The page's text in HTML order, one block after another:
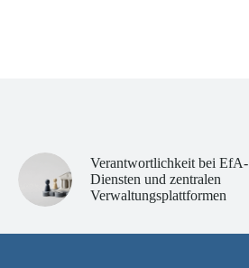
Verantwortlichkeit bei EfA-
Diensten und zentralen
Verwaltungsplattformen